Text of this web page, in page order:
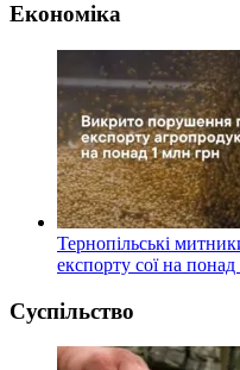
Економіка
Тернопільські
експорту сої на
Суспільство